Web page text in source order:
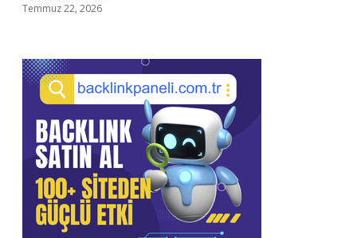
Temmuz 22, 2026